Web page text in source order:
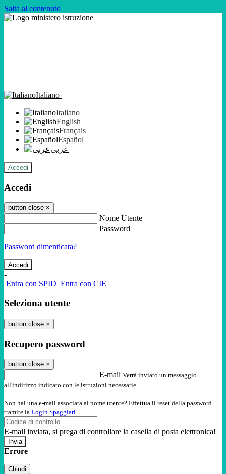
Salta al contenuto
Italiano
Italiano
English
Français
Español
عربى
Accedi
Accedi
button close ×
Nome Utente
Password
Password dimenticata?
-
Entra con SPID Entra con CIE
Seleziona utente
button close ×
Recupero password
button close ×
E-mail Verrà inviato un messaggio
all'indirizzo indicato con le istruzioni necessarie.
Non hai una e-mail associata al nome utente? Effettua il reset della password
tramite la Login Spaggiari
E-mail inviata, si prega di controllare la casella di posta elettronica!
Errore
Chiudi